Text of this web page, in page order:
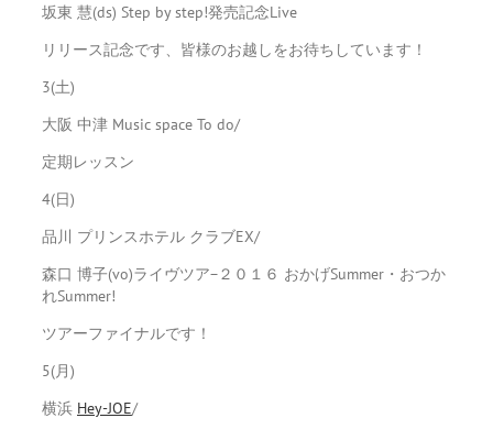
坂東 慧(ds) Step by step!発売記念Live
リリース記念です、皆様のお越しをお待ちしています！
3(土)
大阪 中津 Music space To do/
定期レッスン
4(日)
品川 プリンスホテル クラブEX/
森口 博子(vo)ライヴツア−２０１６ おかげSummer・おつか
れSummer!
ツアーファイナルです！
5(月)
横浜 Hey-JOE/